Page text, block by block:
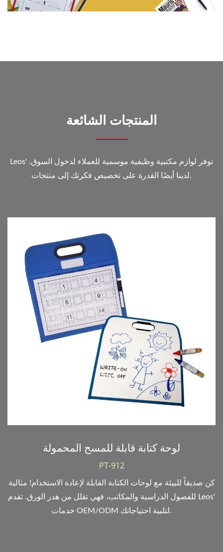
المنتجات الشائعة
Leos' توفر لوازم مكتبية وظيفية موسمية للعملاء لدخول السوق.
لدينا أيضًا القدرة على تخصيص فكرتك إلى منتجات.
لوحة كتابة قابلة للمسح المحمولة
PT-912
كن صديقاً للبيئة مع لوحات الكتابة القابلة لإعادة الاستخدام! مثالية
للفصول الدراسية والمكاتب، فهي تقلل من هدر الورق. تقدم Leos'
خدمات OEM/ODM لتلبية احتياجاتك.